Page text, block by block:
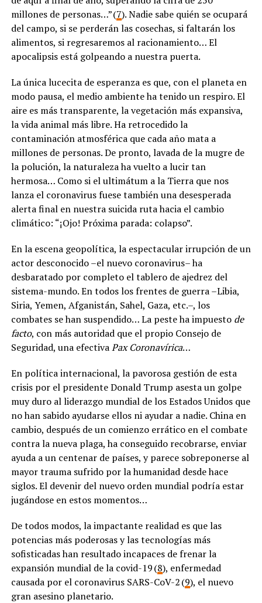
millones de personas…” (7). Nadie sabe quién se ocupará
del campo, si se perderán las cosechas, si faltarán los
alimentos, si regresaremos al racionamiento… El
apocalipsis está golpeando a nuestra puerta.
La única lucecita de esperanza es que, con el planeta en
modo pausa, el medio ambiente ha tenido un respiro. El
aire es más transparente, la vegetación más expansiva,
la vida animal más libre. Ha retrocedido la
contaminación atmosférica que cada año mata a
millones de personas. De pronto, lavada de la mugre de
la polución, la naturaleza ha vuelto a lucir tan
hermosa… Como si el ultimátum a la Tierra que nos
lanza el coronavirus fuese también una desesperada
alerta final en nuestra suicida ruta hacia el cambio
climático: “¡Ojo! Próxima parada: colapso”.
En la escena geopolítica, la espectacular irrupción de un
actor desconocido –el nuevo coronavirus– ha
desbaratado por completo el tablero de ajedrez del
sistema-mundo. En todos los frentes de guerra –Libia,
Siria, Yemen, Afganistán, Sahel, Gaza, etc.–, los
combates se han suspendido… La peste ha impuesto de
facto, con más autoridad que el propio Consejo de
Seguridad, una efectivaPax Coronavírica…
En política internacional, la pavorosa gestión de esta
crisis por el presidente Donald Trump asesta un golpe
muy duro al liderazgo mundial de los Estados Unidos que
no han sabido ayudarse ellos ni ayudar a nadie. China en
cambio, después de un comienzo errático en el combate
contra la nueva plaga, ha conseguido recobrarse, enviar
ayuda a un centenar de países, y parece sobreponerse al
mayor trauma sufrido por la humanidad desde hace
siglos. El devenir del nuevo orden mundial podría estar
jugándose en estos momentos…
De todos modos, la impactante realidad es que las
potencias más poderosas y las tecnologías más
sofisticadas han resultado incapaces de frenar la
expansión mundial de la covid-19 (8), enfermedad
causada por el coronavirus SARS-CoV-2 (9), el nuevo
gran asesino planetario.